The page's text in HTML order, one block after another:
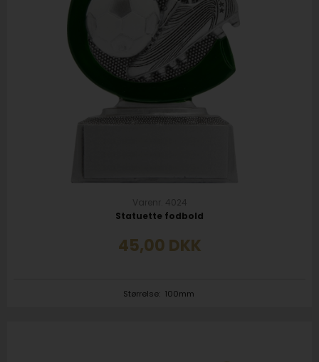
Varenr. 4024
Statuette fodbold
45,00 DKK
Størrelse: 100mm